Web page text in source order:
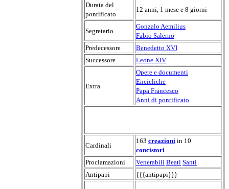
Durata del
pontificato
12 anni, 1 mese e 8 giorni
Segretario
Gonzalo Aemilius
Fabio Salerno
Predecessore
Benedetto XVI
Successore
Leone XIV
Extra
Opere e documenti
Encicliche
Papa Francesco
Anni di pontificato
Cardinali
163 creazioni in 10
concistori
Proclamazioni
Venerabili Beati Santi
Antipapi
{{{antipapi}}}